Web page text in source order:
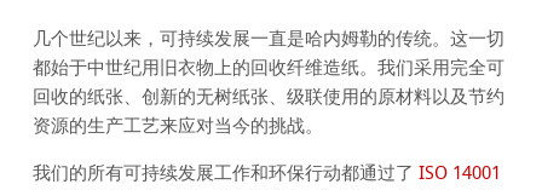
几个世纪以来，可持续发展一直是哈内姆勒的传统。这一切
都始于中世纪用旧衣物上的回收纤维造纸。我们采用完全可
回收的纸张、创新的无树纸张、级联使用的原材料以及节约
资源的生产工艺来应对当今的挑战。
我们的所有可持续发展工作和环保行动都通过了ISO 14001